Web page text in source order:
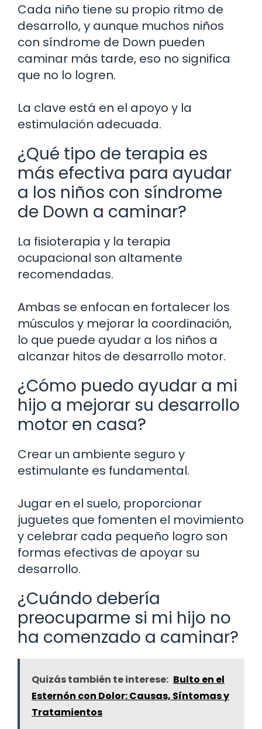
Cada niño tiene su propio ritmo de
desarrollo, y aunque muchos niños
con síndrome de Down pueden
caminar más tarde, eso no significa
que no lo logren.
La clave está en el apoyo y la
estimulación adecuada.
¿Qué tipo de terapia es
más efectiva para ayudar
a los niños con síndrome
de Down a caminar?
La fisioterapia y la terapia
ocupacional son altamente
recomendadas.
Ambas se enfocan en fortalecer los
músculos y mejorar la coordinación,
lo que puede ayudar a los niños a
alcanzar hitos de desarrollo motor.
¿Cómo puedo ayudar a mi
hijo a mejorar su desarrollo
motor en casa?
Crear un ambiente seguro y
estimulante es fundamental.
Jugar en el suelo, proporcionar
juguetes que fomenten el movimiento
y celebrar cada pequeño logro son
formas efectivas de apoyar su
desarrollo.
¿Cuándo debería
preocuparme si mi hijo no
ha comenzado a caminar?
Quizás también te interese: Bulto en el
Esternón con Dolor: Causas, Síntomas y
Tratamientos